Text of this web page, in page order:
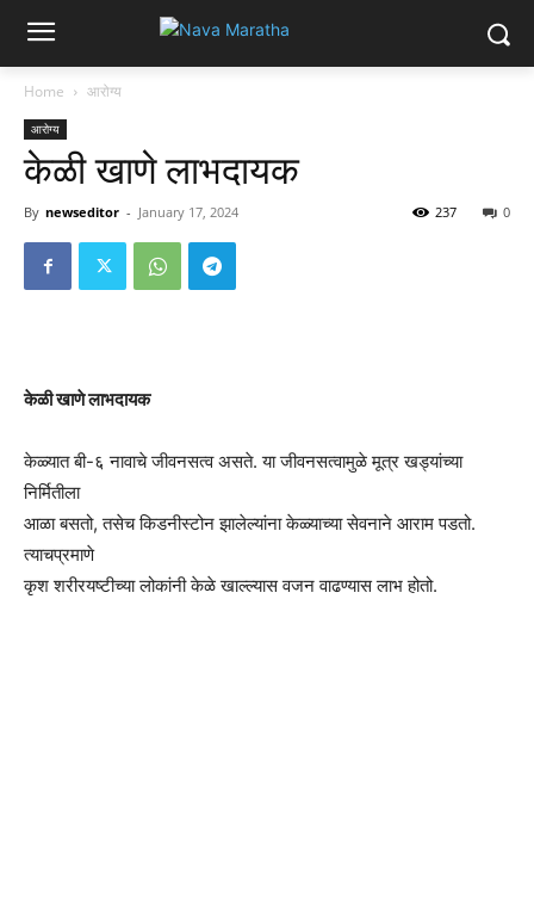
Home आरोग्य
आरोग्य
केळी खाणे लाभदायक
By newseditor - January 17, 2024 0
237
केळी खाणे लाभदायक
केळ्यात बी-६ नावाचे जीवनसत्व असते. या जीवनसत्वामुळे मूत्र खड्यांच्या
निर्मितीला
आळा बसतो, तसेच किडनीस्टोन झालेल्यांना केळ्याच्या सेवनाने आराम पडतो.
त्याचप्रमाणे
कृश शरीरयष्टीच्या लोकांनी केळे खाल्ल्यास वजन वाढण्यास लाभ होतो.